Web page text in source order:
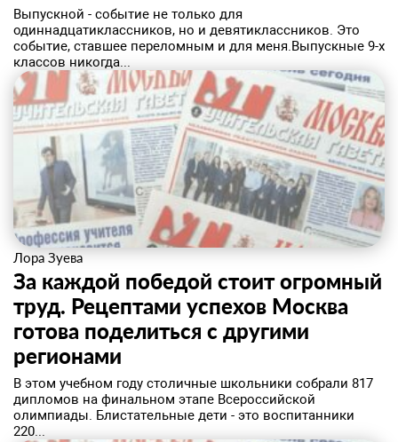
​Выпускной - событие не только для
одиннадцатиклассников, но и девятиклассников. Это
событие, ставшее переломным и для меня.Выпускные 9-х
классов никогда...
Лора Зуева
За каждой победой стоит огромный
труд. Рецептами успехов Москва
готова поделиться с другими
регионами
​В этом учебном году столичные школьники собрали 817
дипломов на финальном этапе Всероссийской
олимпиады. Блистательные дети - это воспитанники
220...